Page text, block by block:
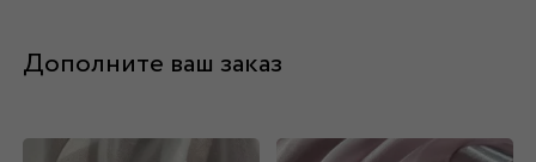
Дополните ваш заказ